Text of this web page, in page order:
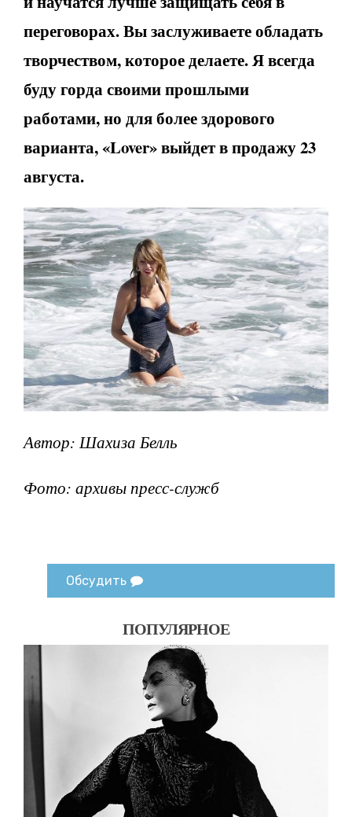
переговорах. Вы заслуживаете обладать
творчеством, которое делаете. Я всегда
буду горда своими прошлыми
работами, но для более здорового
варианта, «Lover» выйдет в продажу 23
августа.
Автор: Шахиза Белль
Фото: архивы пресс-служб
Обсудить
ПОПУЛЯРНОЕ